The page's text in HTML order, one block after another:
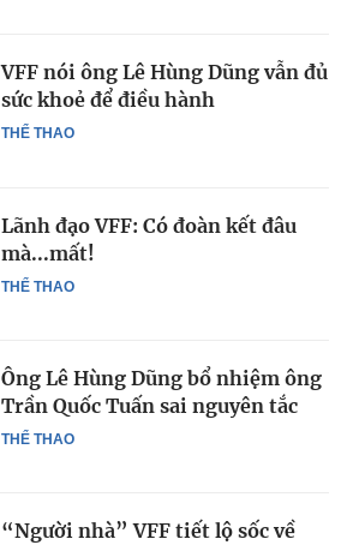
THỂ THAO
VFF nói ông Lê Hùng Dũng vẫn đủ
sức khoẻ để điều hành
THỂ THAO
Lãnh đạo VFF: Có đoàn kết đâu
mà...mất!
THỂ THAO
Ông Lê Hùng Dũng bổ nhiệm ông
Trần Quốc Tuấn sai nguyên tắc
“Người nhà” VFF tiết lộ sốc về